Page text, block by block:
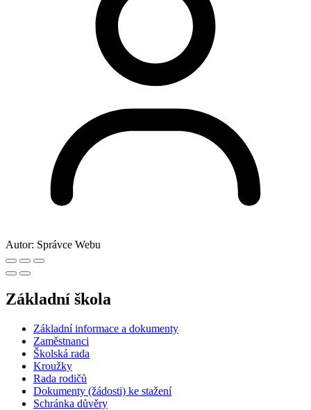
Autor: Správce Webu
Základní škola
Základní informace a dokumenty
Zaměstnanci
Školská rada
Kroužky
Rada rodičů
Dokumenty (žádosti) ke stažení
Schránka důvěry